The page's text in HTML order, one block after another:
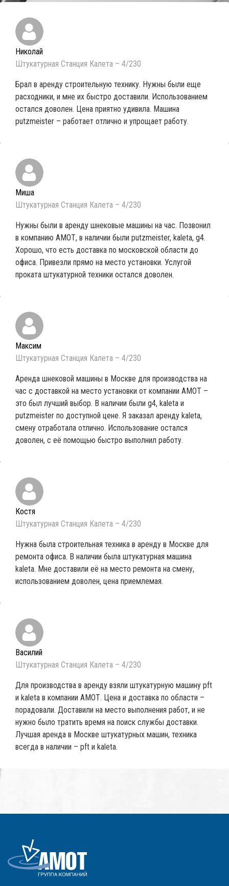
Николай
Штукатурная Станция Калета – 4/230
Брал в аренду строительную технику. Нужны были еще
расходники, и мне их быстро доставили. Использованием
остался доволен. Цена приятно удивила. Машина
putzmeister – работает отлично и упрощает работу.
Миша
Штукатурная Станция Калета – 4/230
Нужны были в аренду шнековые машины на час. Позвонил
в компанию АМОТ, в наличии были putzmeister, kaleta, g4.
Хорошо, что есть доставка по московской области до
офиса. Привезли прямо на место установки. Услугой
проката штукатурной техники остался доволен.
Максим
Штукатурная Станция Калета – 4/230
Аренда шнековой машины в Москве для производства на
час с доставкой на место установки от компании АМОТ –
это был лучший выбор. В наличии были g4, kaleta и
putzmeister по доступной цене. Я заказал аренду kaleta,
смену отработала отлично. Использование остался
доволен, с её помощью быстро выполнил работу.
Костя
Штукатурная Станция Калета – 4/230
Нужна была строительная техника в аренду в Москве для
ремонта офиса. В наличии была штукатурная машина
kaleta. Мне доставили её на место ремонта на смену,
использованием доволен, цена приемлемая.
Василий
Штукатурная Станция Калета – 4/230
Для производства в аренду взяли штукатурную машину pft
и kaleta в компании АМОТ. Цена и доставка по области –
порадовали. Доставили на место выполнения работ, и не
нужно было тратить время на поиск службы доставки.
Лучшая аренда в Москве штукатурных машин, техника
всегда в наличии – pft и kaleta.